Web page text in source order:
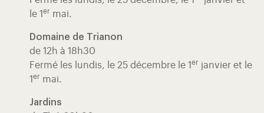
le 1 er mai.
Domaine de Trianon
de 12h à 18h30
Fermé les lundis, le 25 décembre le 1 er janvier et le
1 er mai.
Jardins